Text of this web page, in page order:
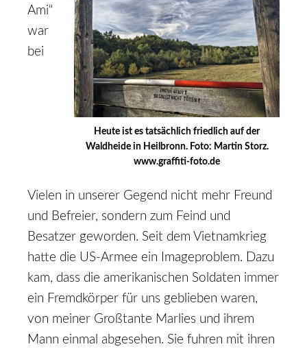
Heute ist es tatsächlich friedlich auf der
Waldheide in Heilbronn. Foto: Martin Storz.
www.graffiti-foto.de
Ami“
war
bei
Vielen in unserer Gegend nicht mehr Freund
und Befreier, sondern zum Feind und
Besatzer geworden. Seit dem Vietnamkrieg
hatte die US-Armee ein Imageproblem. Dazu
kam, dass die amerikanischen Soldaten immer
ein Fremdkörper für uns geblieben waren,
von meiner Großtante Marlies und ihrem
Mann einmal abgesehen. Sie fuhren mit ihren